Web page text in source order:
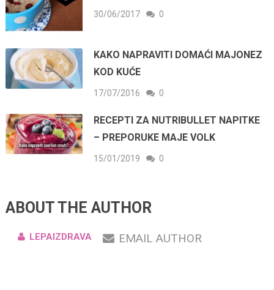
30/06/2017 0
KAKO NAPRAVITI DOMAĆI MAJONEZ
KOD KUĆE
17/07/2016 0
RECEPTI ZA NUTRIBULLET NAPITKE
– PREPORUKE MAJE VOLK
15/01/2019 0
ABOUT THE AUTHOR
LEPAIZDRAVA EMAIL AUTHOR